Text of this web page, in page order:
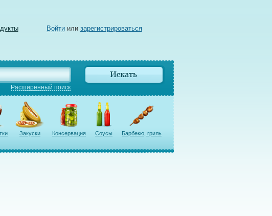
Войтиили зарегистрироваться
Расширенный поиск
Закуски Консервация Соусы Барбекю, гриль